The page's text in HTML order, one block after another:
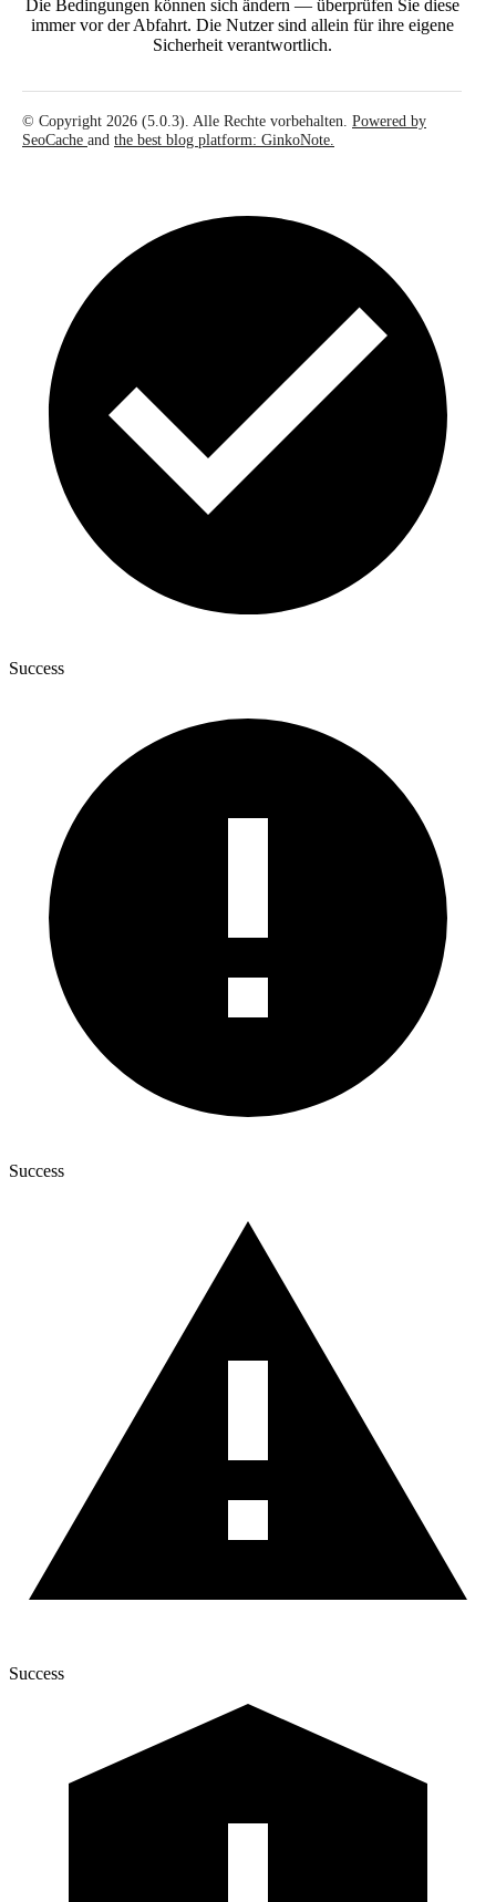
Die Bedingungen können sich ändern — überprüfen Sie diese
immer vor der Abfahrt. Die Nutzer sind allein für ihre eigene
Sicherheit verantwortlich.
© Copyright 2026 (5.0.3). Alle Rechte vorbehalten. Powered by
SeoCache and the best blog platform: GinkoNote.
Success
Success
Success